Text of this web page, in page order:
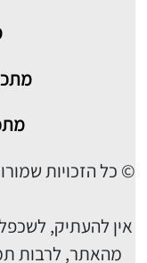
© כל הזכויות
אין להעתיק,
מהאתר, לרבות